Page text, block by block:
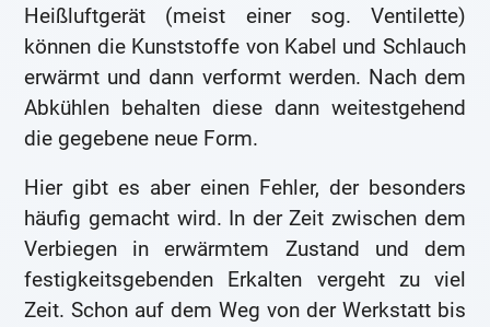
Heißluftgerät (meist einer sog. Ventilette)
können die Kunststoffe von Kabel und Schlauch
erwärmt und dann verformt werden. Nach dem
Abkühlen behalten diese dann weitestgehend
die gegebene neue Form.
Hier gibt es aber einen Fehler, der besonders
häufig gemacht wird. In der Zeit zwischen dem
Verbiegen in erwärmtem Zustand und dem
festigkeitsgebenden Erkalten vergeht zu viel
Zeit. Schon auf dem Weg von der Werkstatt bis